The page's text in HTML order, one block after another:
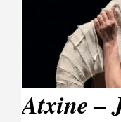
Atxine –
Atxine –